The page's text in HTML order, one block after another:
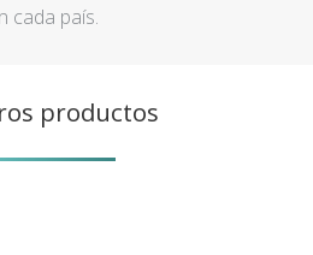
cada país.
productos